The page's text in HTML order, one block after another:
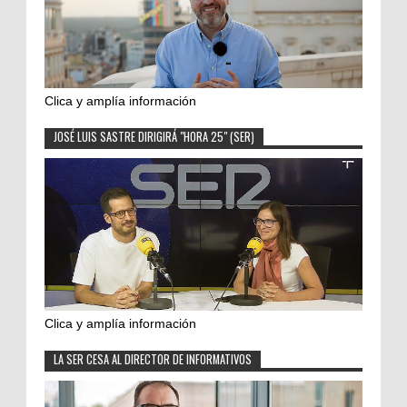
Clica y amplía información
JOSÉ LUIS SASTRE DIRIGIRÁ "HORA 25" (SER)
Clica y amplía información
LA SER CESA AL DIRECTOR DE INFORMATIVOS